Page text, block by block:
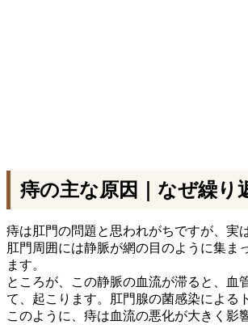
痔の主な原因｜なぜ繰り
痔は肛門の問題と思われがちですが、実
肛門周囲には静脈が網の目のように集ま
ます。
ところが、この静脈の血流が滞ると、血
て、起こります。肛門腺の菌感染による
このように、痔は血流の悪化が大きく影